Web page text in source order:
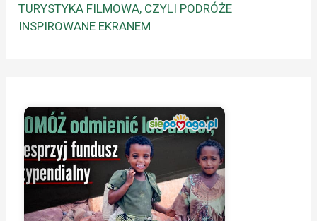
TURYSTYKA FILMOWA, CZYLI PODRÓŻE
INSPIROWANE EKRANEM